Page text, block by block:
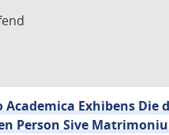
Academica Exhibens
Person Sive